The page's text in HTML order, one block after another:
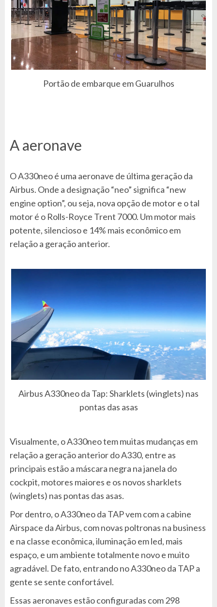
Portão de embarque em Guarulhos
A aeronave
O A330neo é uma aeronave de última geração da
Airbus. Onde a designação “neo” significa “new
engine option”, ou seja, nova opção de motor e o tal
motor é o Rolls-Royce Trent 7000. Um motor mais
potente, silencioso e 14% mais econômico em
relação a geração anterior.
Airbus A330neo da Tap: Sharklets (winglets) nas
pontas das asas
Visualmente, o A330neo tem muitas mudanças em
relação a geração anterior do A330, entre as
principais estão a máscara negra na janela do
cockpit, motores maiores e os novos sharklets
(winglets) nas pontas das asas.
Por dentro, o A330neo da TAP vem com a cabine
Airspace da Airbus, com novas poltronas na business
e na classe econômica, iluminação em led, mais
espaço, e um ambiente totalmente novo e muito
agradável. De fato, entrando no A330neo da TAP a
gente se sente confortável.
Essas aeronaves estão configuradas com 298